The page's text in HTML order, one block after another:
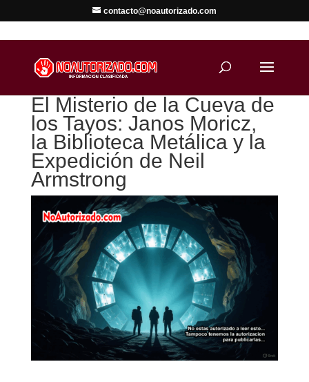
contacto@noautorizado.com
El Misterio de la Cueva de
los Tayos: Janos Moricz,
la Biblioteca Metálica y la
Expedición de Neil
Armstrong